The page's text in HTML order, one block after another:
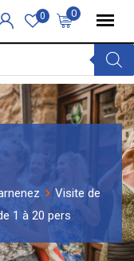
0
0
Visite de
1 à 20 pers